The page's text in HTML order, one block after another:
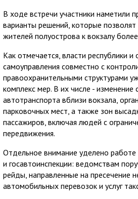
В ходе встречи участники наметили
варианты решений, которые позволят
жителей полуострова к вокзалу
Как отмечается, власти республики и
самоуправления совместно с
правоохранительными структурами
комплекс мер. В их числе -
автотранспорта вблизи вокзала,
парковочных мест, а также зон
пассажиров, включая людей с
передвижения.
Отдельное внимание уделено работе
и госавтоинспекции: ведомствам
рейды, направленные на пресечение
автомобильных перевозок и услуг